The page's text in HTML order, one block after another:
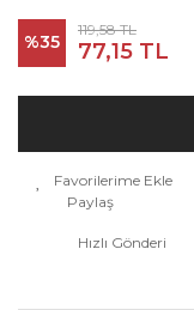
%35
119,58 TL
77,15 TL
Paylaş
Hızlı Gönderi